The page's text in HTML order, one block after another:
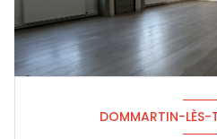
DOMMARTIN-